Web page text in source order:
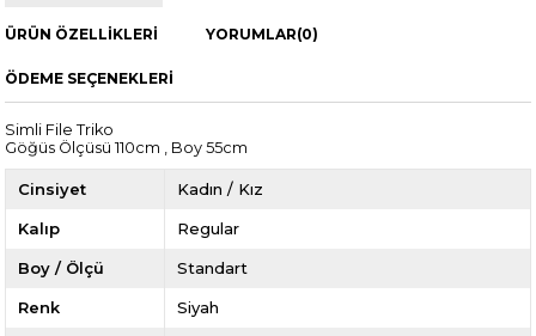
ÜRÜN ÖZELLIKLERI YORUMLAR(0)
ÖDEME SEÇENEKLERI
Simli File Triko
Göğüs Ölçüsü 110cm , Boy 55cm
Cinsiyet Kadın / Kız
Kalıp Regular
Boy / Ölçü Standart
Renk Siyah